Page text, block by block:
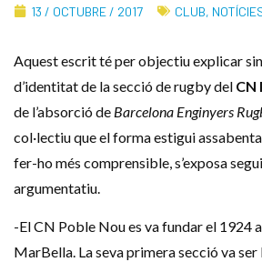
13 / OCTUBRE / 2017 CLUB,
Aquest escrit té per objectiu explicar
d’identitat de la secció de rugby del CN
de l’absorció de Barcelona Enginyers
col·lectiu que el forma estigui
fer-ho més comprensible, s’exposa
argumentatiu.
-El CN Poble Nou es va fundar el 1924
MarBella. La seva primera secció va ser